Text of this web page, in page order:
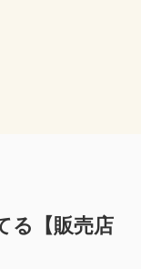
る【販売店